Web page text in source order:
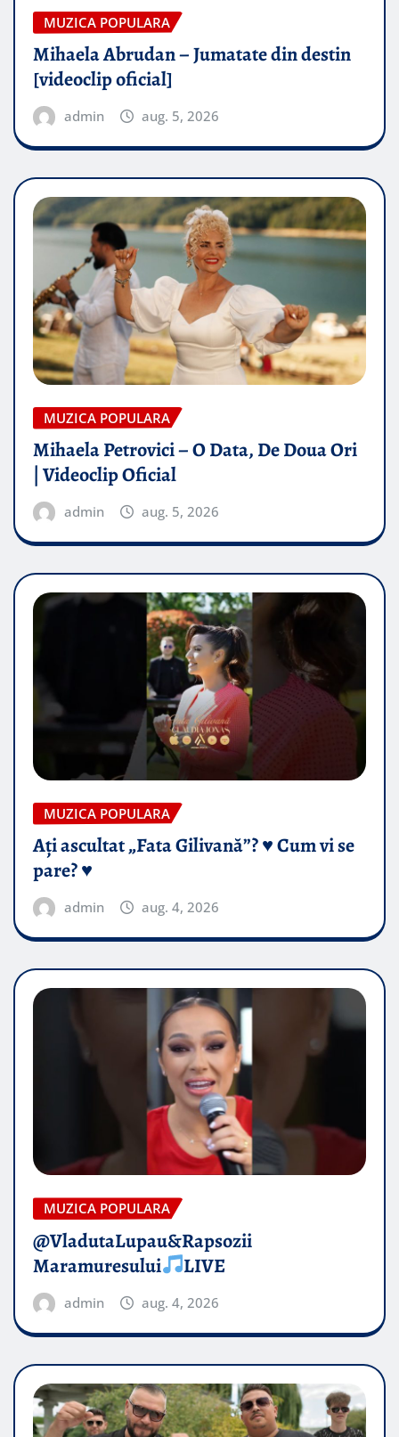
MUZICA POPULARA
Mihaela Abrudan – Jumatate din destin
[videoclip oficial]
admin aug. 5, 2026
MUZICA POPULARA
Mihaela Petrovici – O Data, De Doua Ori
| Videoclip Oficial
admin aug. 5, 2026
MUZICA POPULARA
Ați ascultat „Fata Gilivană”? ♥️ Cum vi se
pare? ♥️
admin aug. 4, 2026
MUZICA POPULARA
@VladutaLupau&Rapsozii
Maramuresului
LIVE
admin aug. 4, 2026